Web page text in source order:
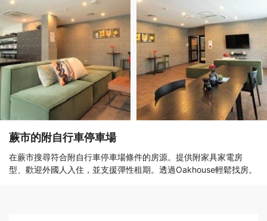
蕨市的附自行車停車場
在蕨市搜尋符合附自行車停車場條件的房源。提供附家具家電房
型、歡迎外國人入住，並支援彈性租期。透過Oakhouse輕鬆找房。